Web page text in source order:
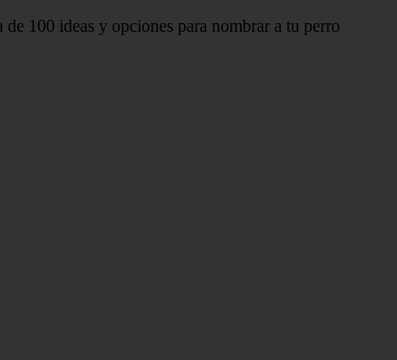
100 ideas y opciones para nombrar a tu perro